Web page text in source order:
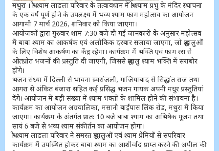
मथुरा । श्री श्याम लाडला परिवार के तत्वावधान में श्री श्याम प्रभु के मंदिर स्थापना
के एक वर्ष पूर्ण होने के उपलक्ष्य में भव्य श्याम फाग महोत्सव का आयोजन
आगामी 7 मार्च 2026, शनिवार को किया जाएगा।
आयोजकों द्वारा गुरुवार शाम 7:30 बजे दी गई जानकारी के अनुसार महोत्सव
में बाबा श्याम का आकर्षक एवं अलौकिक दरबार सजाया जाएगा, जो श्रद्धालुओं
के लिए विशेष आकर्षण का केंद्र रहेगा। कार्यक्रम में भक्ति एवं फाग रस से
ओतप्रोत भजनों की प्रस्तुति दी जाएगी, जिससे श्रद्धालु श्याम भक्ति में सराबोर
होंगे।
भजन संध्या में दिल्ली से भावना स्वरांजली, गाजियाबाद से सिद्धांत राज तथा
आगरा से अंकित बंजारा सहित कई प्रसिद्ध भजन गायक अपनी मधुर प्रस्तुतियां
देंगे। आयोजन में बड़ी संख्या में श्याम भक्तों के शामिल होने की संभावना है।
कार्यक्रम का आयोजन अग्रवालिका, मसानी बाईपास लिंक रोड, मथुरा में किया
जाएगा। कार्यक्रम के अंतर्गत प्रातः 10 बजे बाबा श्याम का अभिषेक पूजन तथा
सायं 6 बजे से भव्य श्याम संकीर्तन का आयोजन होगा।
श्री श्याम लाडला परिवार ने समस्त श्रद्धालुओं एवं श्याम प्रेमियों से सपरिवार
कार्यक्रम में उपस्थित होकर बाबा श्याम का आशीर्वाद प्राप्त करने की अपील की